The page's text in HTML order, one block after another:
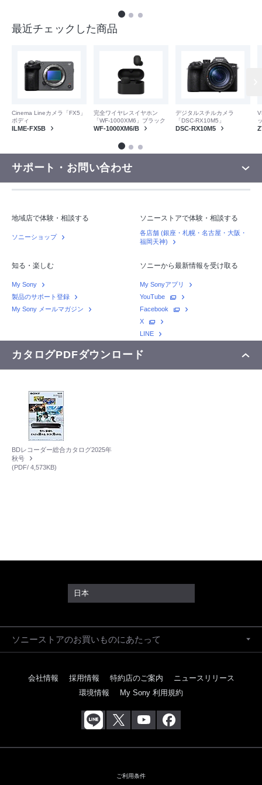
最近チェックした商品
Cinema Lineカメラ「FX5」
ボディ
ILME-FX5B
完全ワイヤレスイヤホン
「WF-1000XM6」ブラック
WF-1000XM6/B
デジタルスチルカメラ
「DSC-RX10M5」
DSC-RX10M5
サポート・お問い合わせ
地域店で体験・相談する
ソニーショップ
ソニーストアで体験・相談する
各店舗 (銀座・札幌・名古屋・大阪・
福岡天神)
知る・楽しむ
My Sony
製品のサポート登録
My Sony メールマガジン
ソニーから最新情報を受け取る
My Sonyアプリ
YouTube
Facebook
X
LINE
カタログPDFダウンロード
BDレコーダー総合カタログ2025年
秋号
(PDF/ 4,573KB)
日本
ソニーストアのお買いものにあたって
会社情報 採用情報 特約店のご案内
ニュースリリース
環境情報
My Sony 利用規約
ご利用条件